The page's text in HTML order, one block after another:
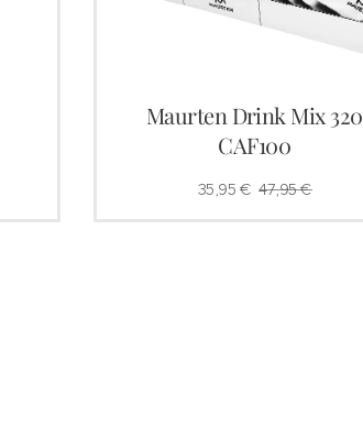
Maurten Drink Mix 320
CAF100
35,95 € 47,95€